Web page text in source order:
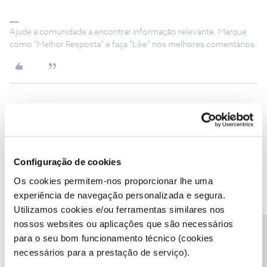
Configuração de cookies
Os cookies permitem-nos proporcionar lhe uma
experiência de navegação personalizada e segura.
Utilizamos cookies e/ou ferramentas similares nos
nossos websites ou aplicações que são necessários
para o seu bom funcionamento técnico (cookies
necessários para a prestação de serviço).
Ajude a comunidade a encontrar informação relevante. Marque
como "Melhor Resposta" e faça "Like" nos melhores comentários.
Se for verificar, tem o meu NIF, no de cliente e o no do contrato
que foi anulado.
Continuo sem resposta por parte do fórum.